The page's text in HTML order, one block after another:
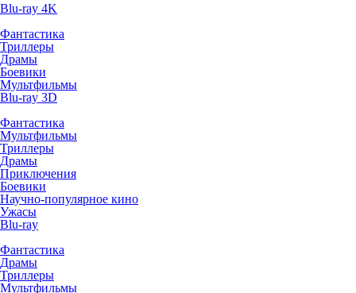
Blu-ray 4K
Фантастика
Триллеры
Драмы
Боевики
Мультфильмы
Blu-ray 3D
Фантастика
Мультфильмы
Триллеры
Драмы
Приключения
Боевики
Научно-популярное кино
Ужасы
Blu-ray
Фантастика
Драмы
Триллеры
Мультфильмы